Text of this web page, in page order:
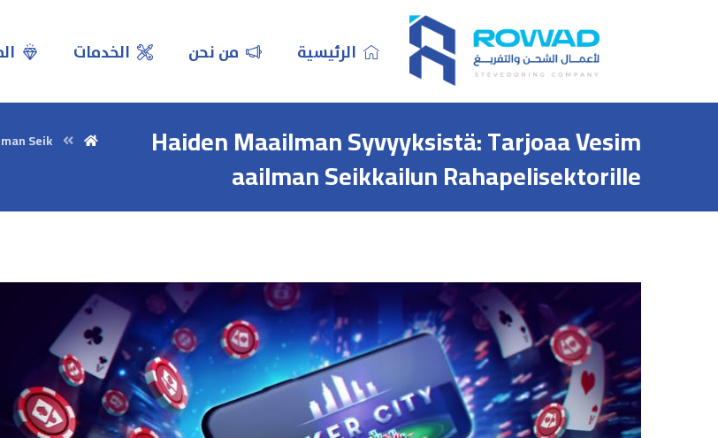
الرئيسية من نحن الخدمات
Haiden Maailman Syvyyksistä: Tarjoaa Vesim
aailman Seikkailun Rahapelisektorille
Seik